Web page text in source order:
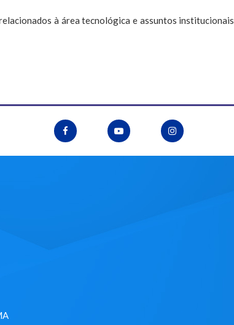
à área tecnológica e assuntos institucionais